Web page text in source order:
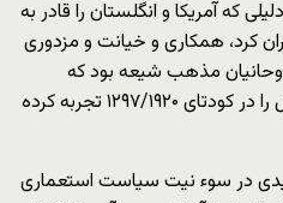
که آمریکا و انگلستان را قادر به
در ۲۸ مرداد در ایران کرد، همکاری و خیانت و مزدوری
مذهب شیعه بود که
انگلستان همکاری هر دو این عوامل را در کودتای ۱۲۹۷/۱۹۲۰ تجربه کرده
در سوء نیت سیاست استعماری